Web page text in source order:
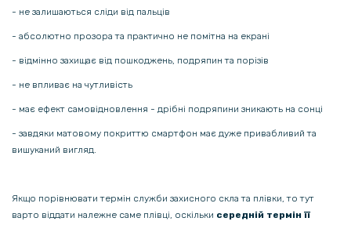
- не залишаються сліди від пальців
- абсолютно прозора та практично не помітна на екрані
- відмінно захищає від пошкоджень, подряпин та порізів
- не впливає на чутливість
- має ефект самовідновлення - дрібні подряпини зникають на сонці
- завдяки матовому покриттю смартфон має дуже привабливий та
вишуканий вигляд.
Якщо порівнювати термін служби захисного скла та плівки, то тут
варто віддати належне саме плівці, оскільки середній термін її